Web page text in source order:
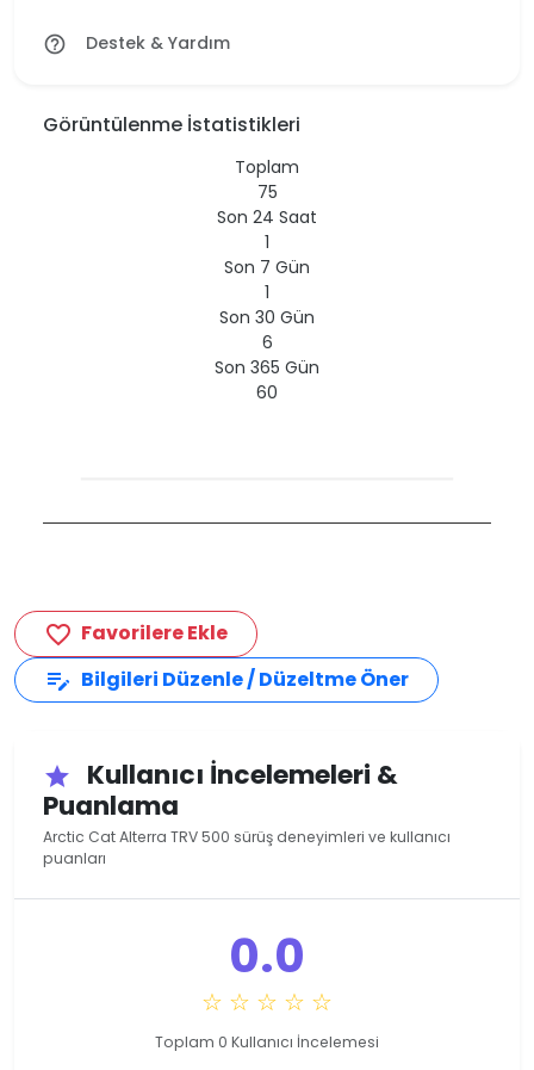
help_outline Destek & Yardım
Görüntülenme İstatistikleri
Toplam
75
Son 24 Saat
1
Son 7 Gün
1
Son 30 Gün
6
Son 365 Gün
60
favorite_border Favorilere Ekle
edit_note Bilgileri Düzenle / Düzeltme Öner
star
Kullanıcı İncelemeleri &
Puanlama
Arctic Cat Alterra TRV 500 sürüş deneyimleri ve kullanıcı
puanları
0.0
☆ ☆ ☆ ☆ ☆
Toplam 0 Kullanıcı İncelemesi